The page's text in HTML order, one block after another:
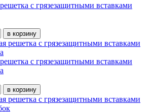
с грязезащитными вставками
с грязезащитными вставками